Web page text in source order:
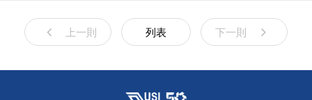
上一則 列表 下一則